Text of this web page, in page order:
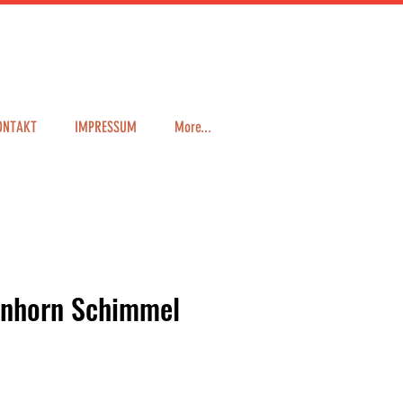
IMPRESSUM More...
Schimmel